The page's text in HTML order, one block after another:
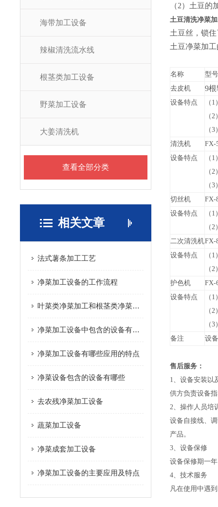
海带加工设备
辣椒清洗流水线
根茎类加工设备
野菜加工设备
大姜清洗机
查看全部分类
相关文章
法式薯条加工工艺
净菜加工设备的工作流程
叶菜类净菜加工和根茎类净菜加工这个两种模式的区别是什么？
净菜加工设备中包含的设备有哪些
净菜加工设备有哪些应用的特点
净菜设备包含的设备有哪些
去农残净菜加工设备
蔬菜加工设备
净菜成套加工设备
净菜加工设备的主要应用及特点
（2）土豆
土豆清洗净菜
土豆丝，锁
土豆净菜加
名称
型
去皮机
9
设备特点
（1
（
（3
清洗机
FX-
设备特点
（1
（2
（
切丝机
FX-
设备特点
（1
（2
二次清洗机FX-
设备特点
（1
（2
护色机
FX-
设备特点
（1
（2
（3
备注
设
售后服务：
1、设备安装以
供方负责设备
2、操作人员培
设备自接线、
产品。
3、设备保修
设备保修期一
4、技术服务
凡在使用中遇